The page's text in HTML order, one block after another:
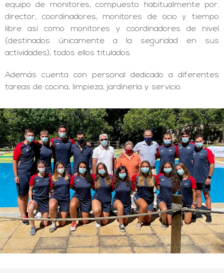
equipo de monitores, compuesto habitualmente por:
director, coordinadores, monitores de ocio y tiempo
libre así como monitores y coordinadores de nivel
(destinados únicamente a la seguridad en sus
actividades), todos ellos titulados.
Además cuenta con personal dedicado a diferentes
tareas de cocina, limpieza, jardinería y servicio.